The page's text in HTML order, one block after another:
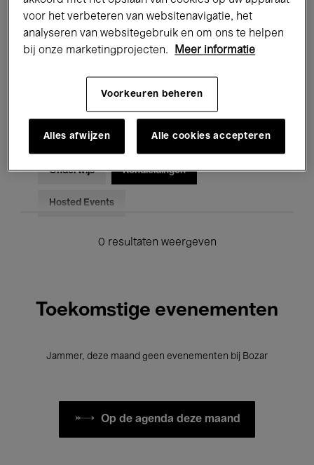
Performances Lezingen & Debatten
Jazz Klassieke Muziek Global Music
Voor iedereen Kids’ Palace
Onderwijs Rondleidingen
Hosted Events
0 resultaten weergeven
Toekomstige evenementen
Jammer, deze maand geen evenementen bij Bozar
Op de agenda deze maand
voor het verbeteren van websitenavigatie, het
analyseren van websitegebruik en om ons te helpen
bij onze marketingprojecten.
Meer informatie
Voorkeuren beheren
Alles afwijzen Alle cookies accepteren